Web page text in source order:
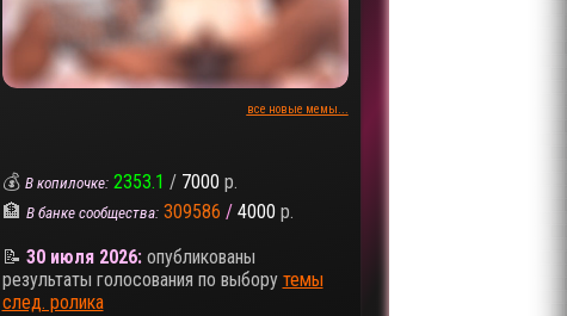
все новые мемы...
💰 В копилочке: 2353.1 / 7000 р.
🏦 В банке сообщества: 309586 / 4000 р.
📝 30 июля 2026:опубликованы
результаты голосования по выбору темы
след. ролика